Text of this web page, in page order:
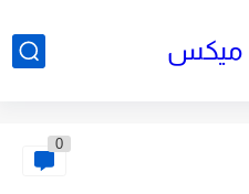
ميكس
0